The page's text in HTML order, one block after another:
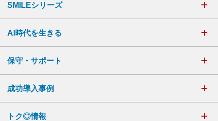
SMILEシリーズ
AI時代を生きる
保守・サポート
成功導入事例
トク◎情報